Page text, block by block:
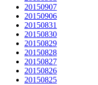
20150907
20150906
20150831
20150830
20150829
20150828
20150827
20150826
20150825